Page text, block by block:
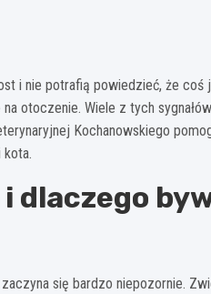
i nie potrafią powiedzieć, że coś
otoczenie. Wiele z tych
Kochanowskiego
dlaczego
się bardzo niepozornie.